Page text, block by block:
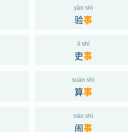
yàn shì
验事
lì shì
吏事
suàn shì
算事
nào shì
闹事